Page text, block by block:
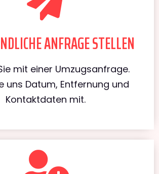
ANFRAGE STELLEN
mit einer Umzugsanfrage.
uns Datum, Entfernung und
Kontaktdaten mit.